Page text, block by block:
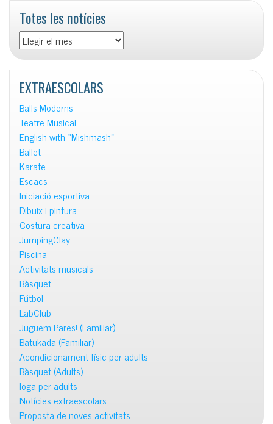
Totes les notícies
Totes
les
notícies
EXTRAESCOLARS
Balls Moderns
Teatre Musical
English with «Mishmash»
Ballet
Karate
Escacs
Iniciació esportiva
Dibuix i pintura
Costura creativa
JumpingClay
Piscina
Activitats musicals
Bàsquet
Fútbol
LabClub
Juguem Pares! (Familiar)
Batukada (Familiar)
Acondicionament físic per adults
Bàsquet (Adults)
Ioga per adults
Notícies extraescolars
Proposta de noves activitats